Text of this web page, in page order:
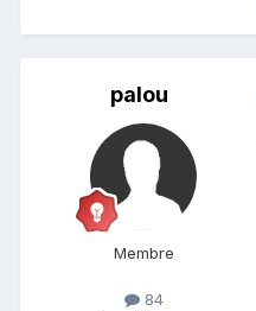
palou
Membre
84